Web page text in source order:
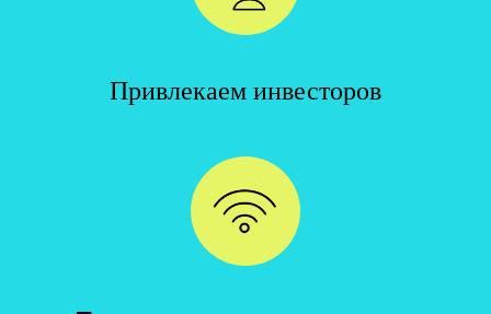
Привлекаем инвесторов